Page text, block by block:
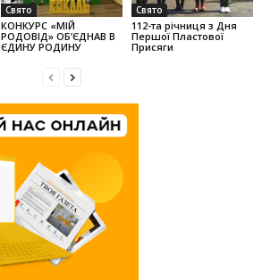
Свято
КОНКУРС «МІЙ
РОДОВІД» ОБ’ЄДНАВ В
ЄДИНУ РОДИНУ
Свято
112-та річниця з Дня
Першої Пластової
Присяги